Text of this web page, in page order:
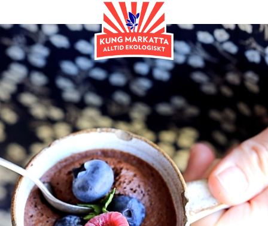
Efterrätt